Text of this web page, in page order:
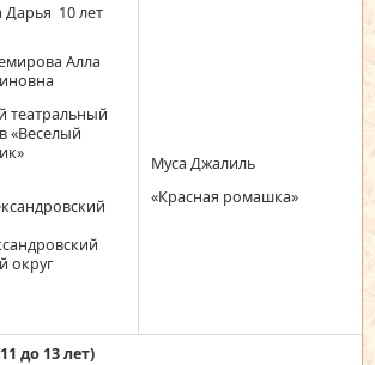
Дарья 10 лет
Алла
театральный
«Веселый
округ
Муса Джалиль
«Красная ромашка»
до 13 лет)